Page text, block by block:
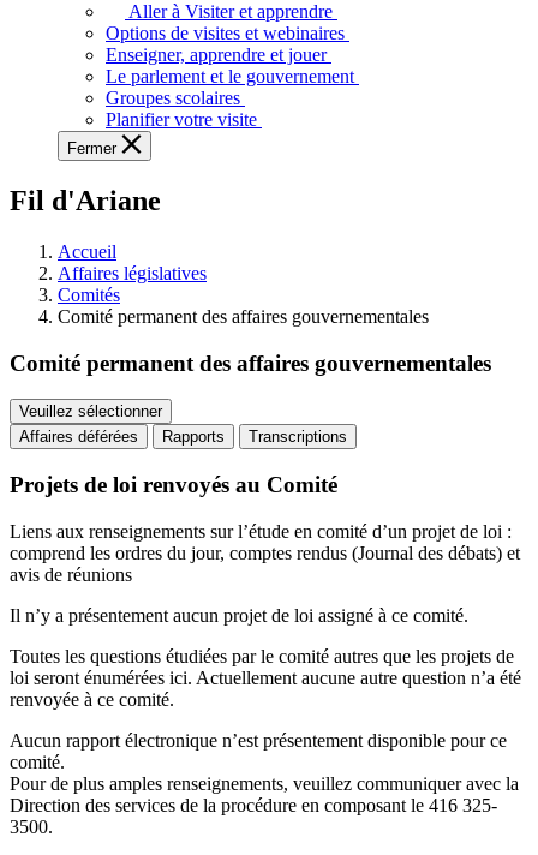
voir,
apprendre
et
à
à
législative.
Aller à Visiter et apprendre
Options de visites et webinaires
Enseigner, apprendre et jouer
Le parlement et le gouvernement
Groupes scolaires
Planifier votre visite
Fermer
Fil d'Ariane
Accueil
Affaires législatives
Comités
Comité permanent des affaires gouvernementales
Comité permanent des affaires gouvernementales
Veuillez sélectionner
Affaires déférées
Rapports Transcriptions
Projets de loi renvoyés au Comité
Liens aux renseignements sur l’étude en comité d’un projet de loi :
comprend les ordres du jour, comptes rendus (Journal des débats) et
avis de réunions
Il n’y a présentement aucun projet de loi assigné à ce comité.
Toutes les questions étudiées par le comité autres que les projets de
loi seront énumérées ici. Actuellement aucune autre question n’a été
renvoyée à ce comité.
Aucun rapport électronique n’est présentement disponible pour ce
comité.
Pour de plus amples renseignements, veuillez communiquer avec la
Direction des services de la procédure en composant le 416 325-
3500.